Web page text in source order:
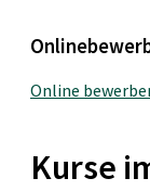
Online
Kurse